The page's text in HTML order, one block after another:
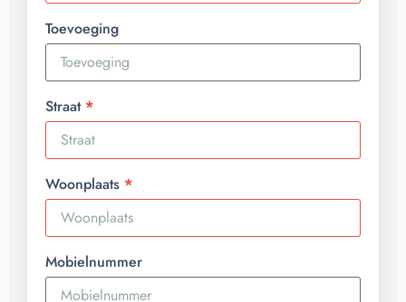
Toevoeging
Straat
Woonplaats
Mobielnummer